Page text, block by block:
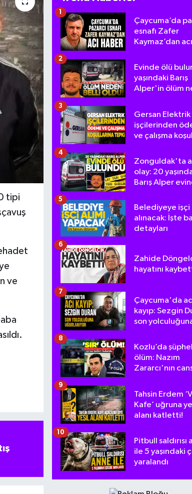
tipi
ve
Çaycuma’da
esnafı Zafer
Kaymaz’dan
1
Evinde ölü
yaşındaki Barış
Alper'in ölüm
2
Gersan Elektrik
işçilerinden
ve çalışma
3
Zonguldak'ta
olay: 20
Barış Alper
4
Belediyeye işçi
alınacak: İşte
detayları
5
Zahide
hayatını
6
Çaycuma'da
kayıp: Sezgin
son
7
Kozlu’da
ölüm: Nazım
Zararcı'nın
8
Tahsin Erdem
Kafe’ uğruna
alanı katletti!
9
Pitbull saldırısı
ile 5 yaşındaki
yaralandı
10